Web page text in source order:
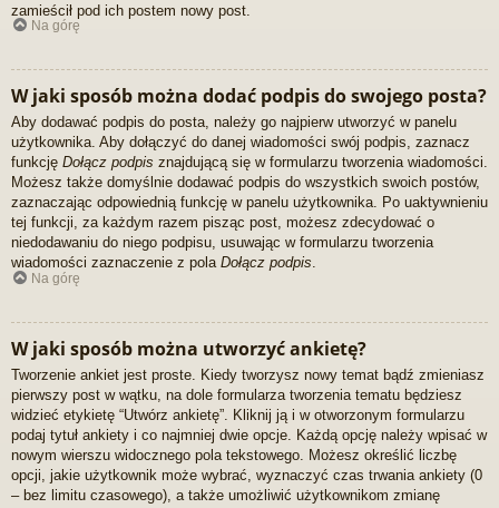
zamieścił pod ich postem nowy post.
Na górę
W jaki sposób można dodać podpis do swojego posta?
Aby dodawać podpis do posta, należy go najpierw utworzyć w panelu
użytkownika. Aby dołączyć do danej wiadomości swój podpis, zaznacz
funkcję Dołącz podpis znajdującą się w formularzu tworzenia wiadomości.
Możesz także domyślnie dodawać podpis do wszystkich swoich postów,
zaznaczając odpowiednią funkcję w panelu użytkownika. Po uaktywnieniu
tej funkcji, za każdym razem pisząc post, możesz zdecydować o
niedodawaniu do niego podpisu, usuwając w formularzu tworzenia
wiadomości zaznaczenie z pola Dołącz podpis.
Na górę
W jaki sposób można utworzyć ankietę?
Tworzenie ankiet jest proste. Kiedy tworzysz nowy temat bądź zmieniasz
pierwszy post w wątku, na dole formularza tworzenia tematu będziesz
widzieć etykietę “Utwórz ankietę”. Kliknij ją i w otworzonym formularzu
podaj tytuł ankiety i co najmniej dwie opcje. Każdą opcję należy wpisać w
nowym wierszu widocznego pola tekstowego. Możesz określić liczbę
opcji, jakie użytkownik może wybrać, wyznaczyć czas trwania ankiety (0
– bez limitu czasowego), a także umożliwić użytkownikom zmianę